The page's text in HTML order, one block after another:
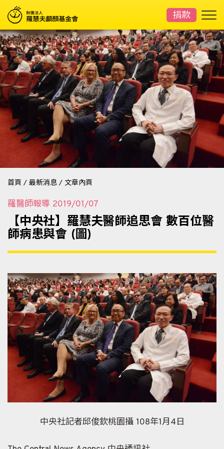
捐款
首頁 / 最新消息 / 文章內頁
羅醫師報導 2019/01/07
【中央社】羅慧夫醫師追思會 數百位醫
師病患與會 (圖)
中央社記者邱俊欽桃園攝 108年1月4日